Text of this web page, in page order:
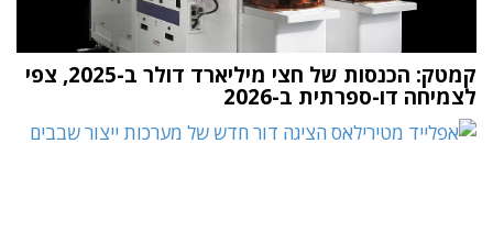
קמטק: הכנסות של חצי מיליארד דולר ב-2025, צפי
לצמיחה דו-ספרתית ב-2026